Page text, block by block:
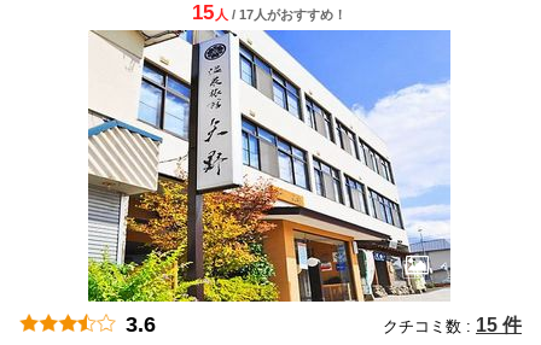
15 人 / 17人がおすすめ！
3.6 クチコミ数 : 15 件